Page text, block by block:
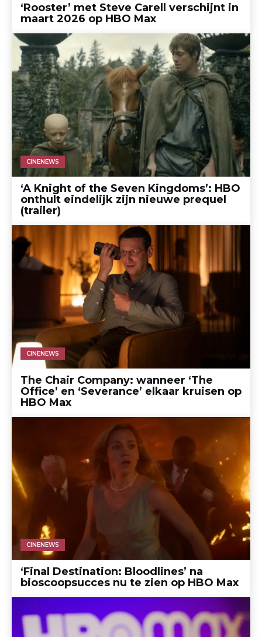
‘Rooster’ met Steve Carell verschijnt in
maart 2026 op HBO Max
CINENEWS
‘A Knight of the Seven Kingdoms’: HBO
onthult eindelijk zijn nieuwe prequel
(trailer)
CINENEWS
The Chair Company: wanneer ‘The
Office’ en ‘Severance’ elkaar kruisen op
HBO Max
CINENEWS
‘Final Destination: Bloodlines’ na
bioscoopsucces nu te zien op HBO Max